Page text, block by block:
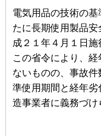
電気用品の技術の
たに長期使用製品
成２１年４月１日施
この省令により、
ないものの、事故
準使用期間と経年
造事業者に義務づけ